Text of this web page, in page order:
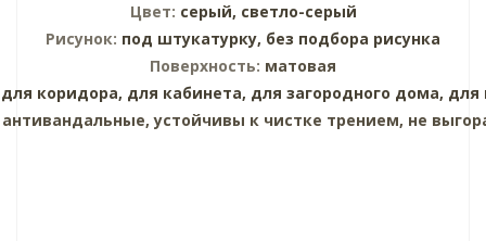
Цвет: серый, светло-серый
Рисунок: под штукатурку, без подбора рисунка
Поверхность: матовая
для коридора, для кабинета, для загородного дома, для
антивандальные, устойчивы к чистке трением, не